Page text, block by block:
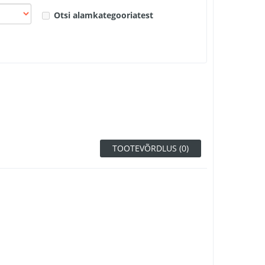
Otsi alamkategooriatest
TOOTEVÕRDLUS (0)